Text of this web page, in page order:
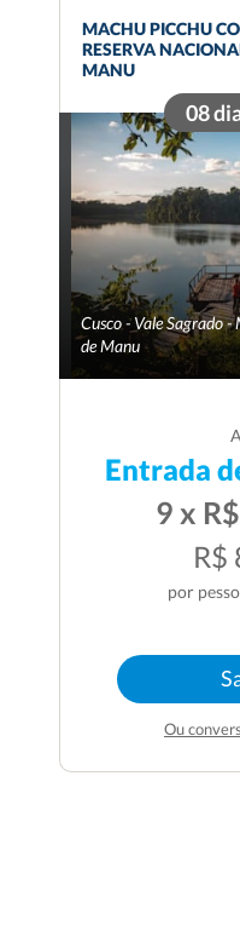
MACHU PICCHU
RESERVA
MANU
08
Cusco - Vale Sagrado
de Manu
Entrada
9 x
R$
por
Ou